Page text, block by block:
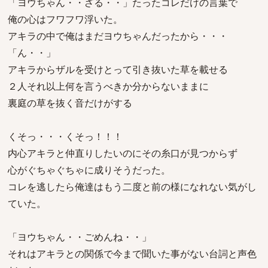
俺の心はフワフワ浮いた。
アキラの中で俺はまだヨウちゃんだったから・・・
「ん・・」
アキラからザルを受けとって引き抜いた草を載せる
２人それ以上何を言うべきか分からないままに
裏庭の草を抜く音だけがする
くそっ・・・くそっ！！！
内心アキラと仲直りしたいのにその糸口が見つからず
心がぐちゃぐちゃに成りそうだった。
コレを逃したら俺達はもう二度と前の様になれない気がし
ていた。
「ヨウちゃん・・ごめんね・・」
それはアキラとの関係で今まで聞いた事がない台詞と声色